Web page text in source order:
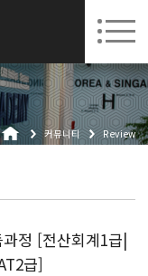
08. 12.(수)
고객센터
커뮤니티 Review
정 [전산회계1급|
급]